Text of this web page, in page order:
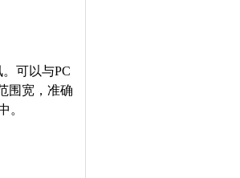
可以与PC
围宽，准确
。